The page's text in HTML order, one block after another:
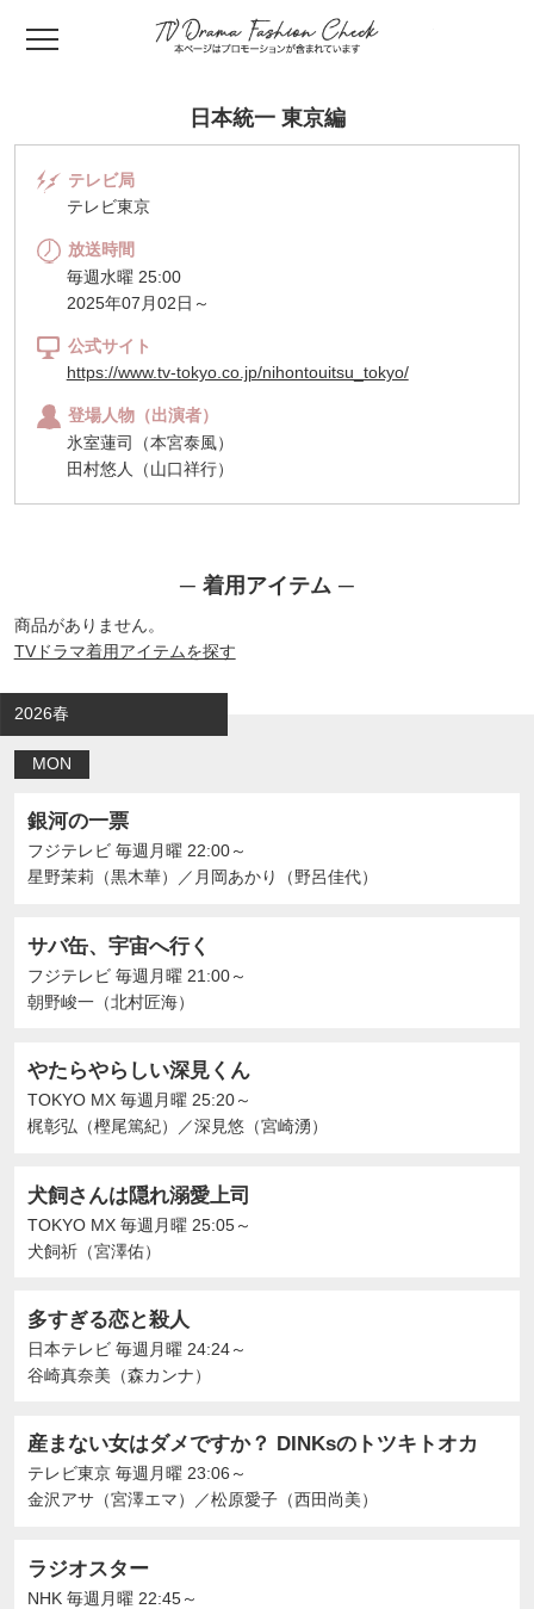
日本統一 東京編
テレビ局
テレビ東京
放送時間
毎週水曜 25:00
2025年07月02日～
公式サイト
https://www.tv-tokyo.co.jp/nihontouitsu_tokyo/
登場人物（出演者）
氷室蓮司（本宮泰風）
田村悠人（山口祥行）
着用アイテム
商品がありません。
TVドラマ着用アイテムを探す
2026春
MON
銀河の一票
フジテレビ 毎週月曜 22:00～
星野茉莉（黒木華）
／ 月岡あかり（野呂佳代）
サバ缶、宇宙へ行く
フジテレビ 毎週月曜 21:00～
朝野峻一（北村匠海）
やたらやらしい深見くん
TOKYO MX 毎週月曜 25:20～
梶彰弘（樫尾篤紀）
／深見悠（宮崎湧）
犬飼さんは隠れ溺愛上司
TOKYO MX 毎週月曜 25:05～
犬飼祈（宮澤佑）
多すぎる恋と殺人
日本テレビ 毎週月曜 24:24～
谷崎真奈美（森カンナ）
産まない女はダメですか？ DINKsのトツキトオカ
テレビ東京 毎週月曜 23:06～
金沢アサ（宮澤エマ）
／松原愛子（西田尚美）
ラジオスター
NHK 毎週月曜 22:45～